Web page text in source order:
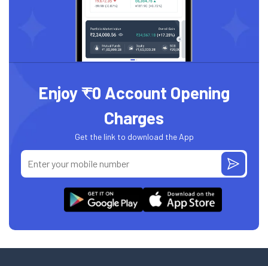
Enjoy ₹0 Account Opening
Charges
Get the link to download the App